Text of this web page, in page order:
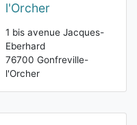
l'Orcher
1 bis avenue Jacques-
Eberhard
76700 Gonfreville-
l'Orcher